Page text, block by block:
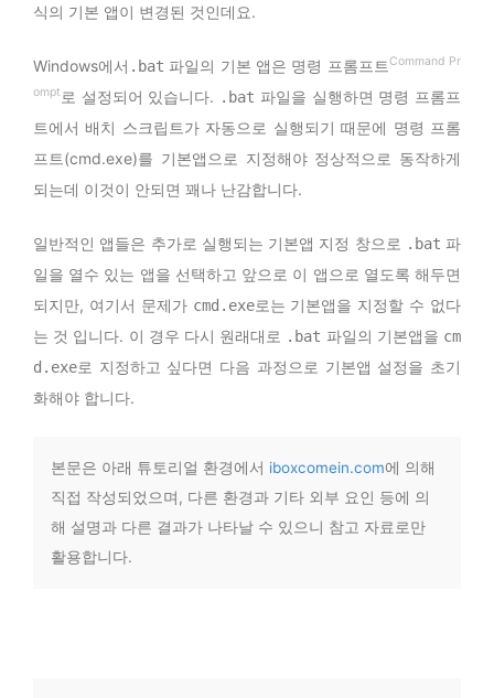
식의 기본 앱이 변경된 것인데요.
Windows에서 .bat 파일의 기본 앱은 명령 프롬프트Command Pr
ompt 로 설정되어 있습니다. .bat 파일을 실행하면 명령 프롬프
트에서 배치 스크립트가 자동으로 실행되기 때문에 명령 프롬
프트(cmd.exe)를 기본앱으로 지정해야 정상적으로 동작하게
되는데 이것이 안되면 꽤나 난감합니다.
일반적인 앱들은 추가로 실행되는 기본앱 지정 창으로 .bat 파
일을 열수 있는 앱을 선택하고 앞으로 이 앱으로 열도록 해두면
되지만, 여기서 문제가 cmd.exe로는 기본앱을 지정할 수 없다
는 것 입니다. 이 경우 다시 원래대로 .bat 파일의 기본앱을 cm
d.exe로 지정하고 싶다면 다음 과정으로 기본앱 설정을 초기
화해야 합니다.
본문은 아래 튜토리얼 환경에서 iboxcomein.com에 의해
직접 작성되었으며, 다른 환경과 기타 외부 요인 등에 의
해 설명과 다른 결과가 나타날 수 있으니 참고 자료로만
활용합니다.